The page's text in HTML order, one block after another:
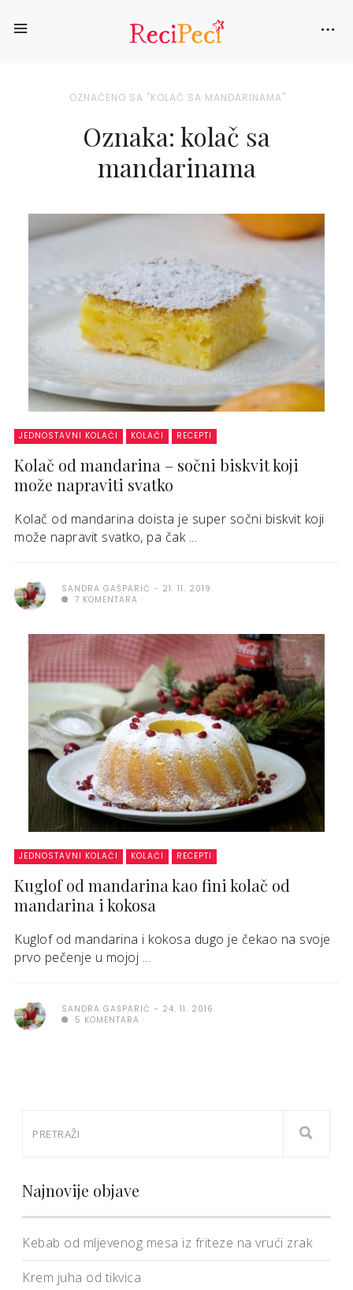
OZNAČENO SA "KOLAČ SA MANDARINAMA"
Oznaka: kolač sa
mandarinama
JEDNOSTAVNI KOLAČI KOLAČI RECEPTI
Kolač od mandarina – sočni biskvit koji
može napraviti svatko
Kolač od mandarina doista je super sočni biskvit koji
može napravit svatko, pa čak ...
SANDRA GAŠPARIĆ
21. 11. 2019.
7 KOMENTARA
JEDNOSTAVNI KOLAČI KOLAČI RECEPTI
Kuglof od mandarina kao fini kolač od
mandarina i kokosa
Kuglof od mandarina i kokosa dugo je čekao na svoje
prvo pečenje u mojoj ...
SANDRA GAŠPARIĆ
24. 11. 2016.
5 KOMENTARA
Najnovije objave
Kebab od mljevenog mesa iz friteze na vrući zrak
Krem juha od tikvica